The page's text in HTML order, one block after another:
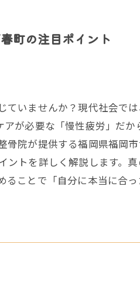
町の注目ポイント
いませんか？現代社会で
が必要な「慢性疲労」だ
院が提供する福岡県福岡
トを詳しく解説します。
ことで「自分に本当に合